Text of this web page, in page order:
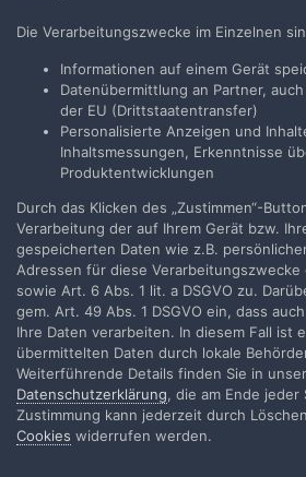
Filmprojektor seit vier Jahren nicht mehr
Vorführer nur fürDunkirkschicken, um
IMAX-Kopie ohne Probleme läuft. Scheint
welcher Angestellte heute einen
Ich weiß nicht, weshalb es von
dieses Kino gab, doch trotz dem 70-mm-
Nolans Nachdruck, ihn als Film zu zeigen
nicht durchgekommen. Es liegt ganz bei
als Film zeigen wollen oder nicht. Nolan
tun.
______________________________
*Langley, British Columbia, Kanada
filmempire
Geschrieben17. Juni 2017
Die Verarbeitungszwecke im Einzelnen
Informationen auf einem Gerät
Datenübermittlung an Partner,
der EU (Drittstaatentransfer)
Personalisierte Anzeigen und
Inhaltsmessungen, Erkenntnisse
Produktentwicklungen
Durch das Klicken des „Zustimmen“-
Verarbeitung der auf Ihrem Gerät bzw.
gespeicherten Daten wie z.B.
Adressen für diese Verarbeitungszwecke
sowie Art. 6 Abs. 1 lit. a DSGVO zu.
gem. Art. 49 Abs. 1 DSGVO ein, dass
Ihre Daten verarbeiten. In diesem Fall ist
übermittelten Daten durch lokale
Weiterführende Details finden Sie in
Datenschutzerklärung, die am Ende
Zustimmung kann jederzeit durch
Cookies widerrufen werden.